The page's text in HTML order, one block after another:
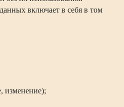
включает в себя в том
изменение);